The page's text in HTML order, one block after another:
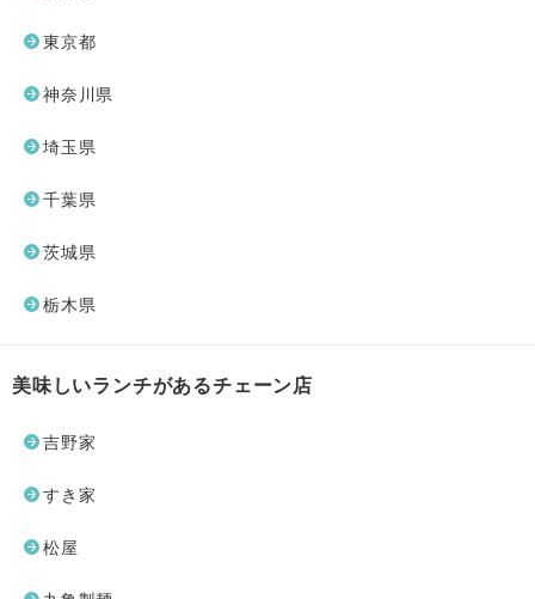
東京都
神奈川県
埼玉県
千葉県
茨城県
栃木県
美味しいランチがあるチェーン店
吉野家
すき家
松屋